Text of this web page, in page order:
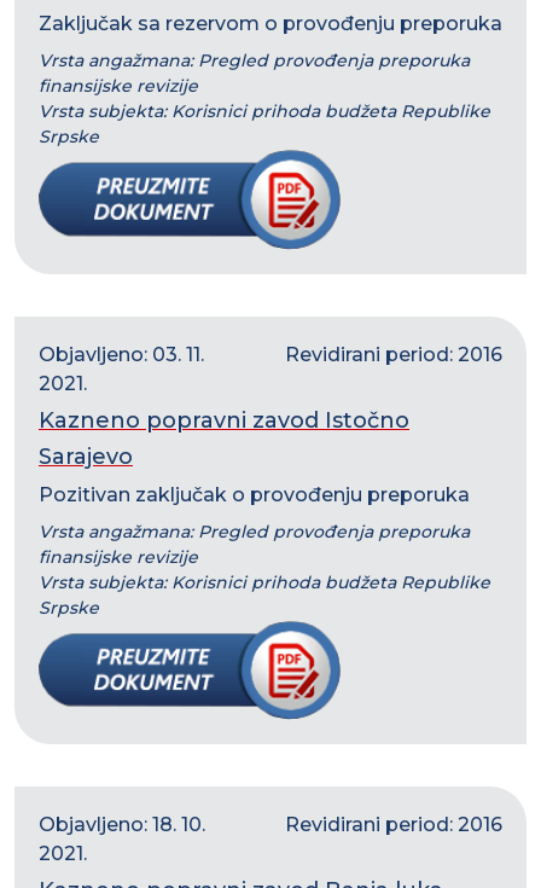
Zaključak sa rezervom o provođenju preporuka
Vrsta angažmana: Pregled provođenja preporuka
finansijske revizije
Vrsta subjekta: Korisnici prihoda budžeta Republike
Srpske
Objavljeno: 03. 11.
2021.
Revidirani period: 2016
Kazneno popravni zavod Istočno
Sarajevo
Pozitivan zaključak o provođenju preporuka
Vrsta angažmana: Pregled provođenja preporuka
finansijske revizije
Vrsta subjekta: Korisnici prihoda budžeta Republike
Srpske
Objavljeno: 18. 10.
2021.
Revidirani period: 2016